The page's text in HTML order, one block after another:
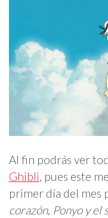
Al fin podrás ver
Ghibli, pues este
primer día del mes
corazón, Ponyo y el